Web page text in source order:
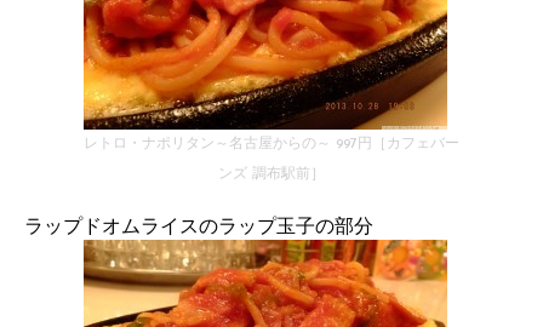
レトロ・ナポリタン～名古屋からの～ 997円［カフェバー
ンズ 調布駅前］
ラップドオムライスのラップ玉子の部分